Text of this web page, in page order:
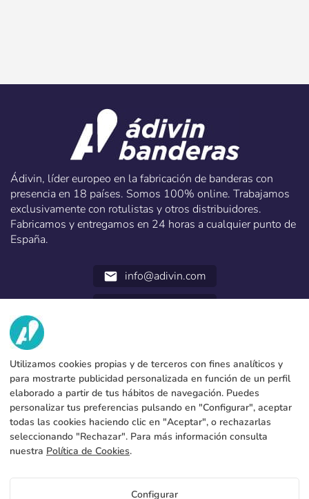
Ádivin, líder europeo en la fabricación de banderas con
presencia en 18 países. Somos 100% online. Trabajamos
exclusivamente con rotulistas y otros distribuidores.
Fabricamos y entregamos en 24 horas a cualquier punto de
España.
email info@adivin.com
NOSOTROS
Fábrica
Contacto
Blog
SERVICIOS
Formas de pago
Produccion y envio
FAQs
DATOS LEGALES
Aviso legal
Condiciones generales de contratación
Politica de cookies
Política de privacidad
Utilizamos cookies propias y de terceros con fines analíticos y
para mostrarte publicidad personalizada en función de un perfil
elaborado a partir de tus hábitos de navegación. Puedes
personalizar tus preferencias pulsando en "Configurar", aceptar
todas las cookies haciendo clic en "Aceptar", o rechazarlas
seleccionando "Rechazar". Para más información consulta
nuestra Política de Cookies.
Configurar